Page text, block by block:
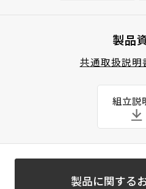
製品
共通取扱説明
組立説
製品に関する